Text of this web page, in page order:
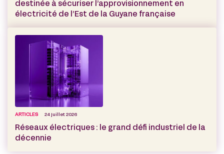
destinée à sécuriser l’approvisionnement en
électricité de l’Est de la Guyane française
ARTICLES 24 juillet 2026
Réseaux électriques : le grand défi industriel de la
décennie